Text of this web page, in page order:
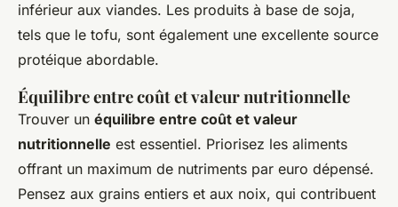
inférieur aux viandes. Les produits à base de soja,
tels que le tofu, sont également une excellente source
protéique abordable.
Équilibre entre coût et valeur nutritionnelle
Trouver un équilibre entre coût et valeur
nutritionnelle est essentiel. Priorisez les aliments
offrant un maximum de nutriments par euro dépensé.
Pensez aux grains entiers et aux noix, qui contribuent